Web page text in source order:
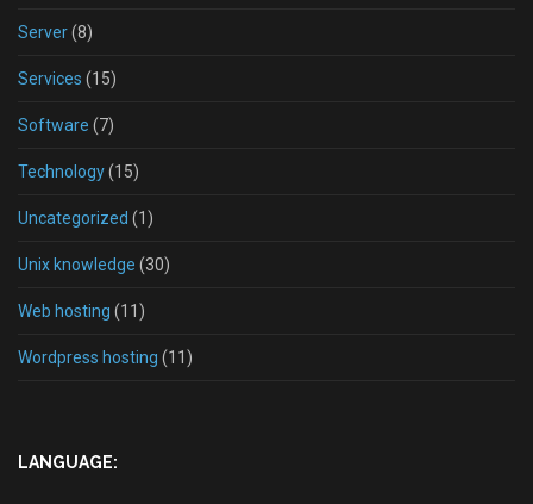
Server(8)
Services (15)
Software (7)
Technology(15)
Uncategorized (1)
Unix knowledge (30)
Web hosting (11)
Wordpress hosting (11)
LANGUAGE: